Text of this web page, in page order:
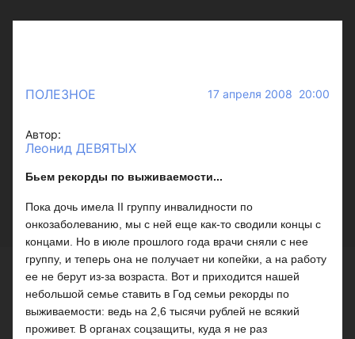
ПОЛЕЗНОЕ 17 апреля 2008 20:00
Автор:
Леонид ДЕВЯТЫХ
Бьем рекорды по выживаемости...
Пока дочь имела II группу инвалидности по
онкозаболеванию, мы с ней еще как-то сводили концы с
концами. Но в июле прошлого года врачи сняли с нее
группу, и теперь она не получает ни копейки, а на работу
ее не берут из-за возраста. Вот и приходится нашей
небольшой семье ставить в Год семьи рекорды по
выживаемости: ведь на 2,6 тысячи рублей не всякий
проживет. В органах соцзащиты, куда я не раз